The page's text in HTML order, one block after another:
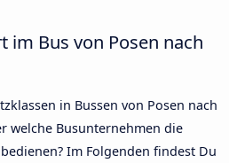
im Bus von Posen nach
in Bussen von Posen nach
welche Busunternehmen die
Im Folgenden findest Du